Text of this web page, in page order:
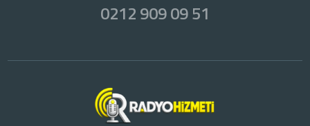
0212 909 09 51